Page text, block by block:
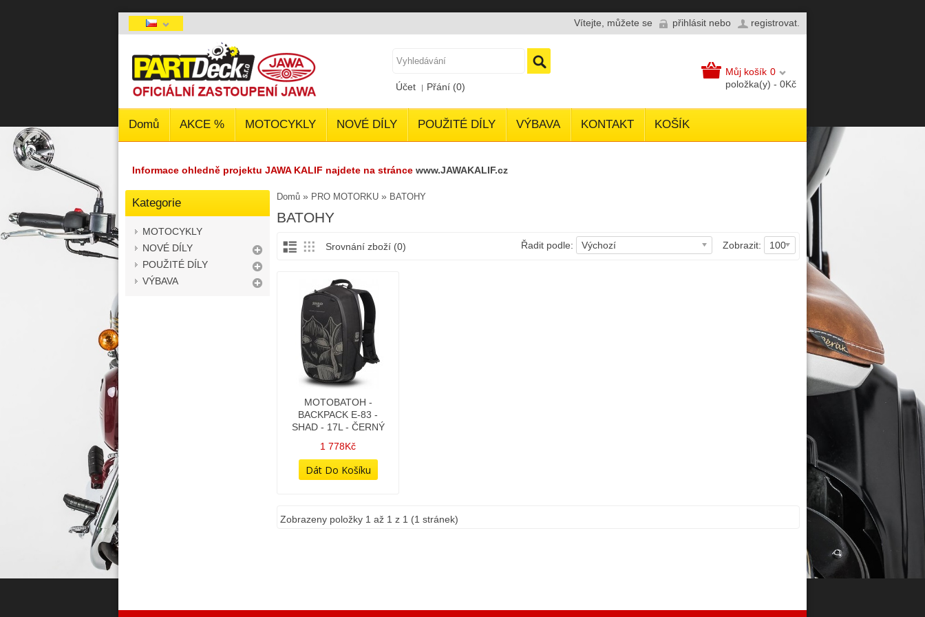
Vítejte, můžete se přihlásit nebo registrovat
Účet Přání (0)
Můj košík 0
položka(y) - 0Kč
Domů AKCE % MOTOCYKLY NOVÉ DÍLY POUŽITÉ DÍLY VÝBAVA KONTAKT KOŠÍK
Informace ohledně projektu JAWA KALIF najdete na stránce www.JAWAKALIF.cz
Kategorie
MOTOCYKLY
NOVÉ DÍLY
POUŽITÉ DÍLY
VÝBAVA
Domů » PRO MOTORKU » BATOHY
BATOHY
Zobrazit: 100
Řadit podle: Výchozí
Srovnání zboží (0)
MOTOBATOH -
BACKPACK E-83 -
SHAD - 17L - ČERNÝ
1 778Kč
Zobrazeny položky 1 až 1 z 1 (1 stránek)